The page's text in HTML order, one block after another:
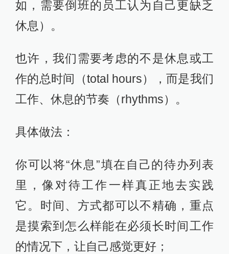
如，需要倒班的员工认为自己更缺乏
休息）。
也许，我们需要考虑的不是休息或工
作的总时间（total hours），而是我们
工作、休息的节奏（rhythms）。
具体做法：
你可以将“休息”填在自己的待办列表
里，像对待工作一样真正地去实践
它。时间、方式都可以不精确，重点
是摸索到怎么样能在必须长时间工作
的情况下，让自己感觉更好；